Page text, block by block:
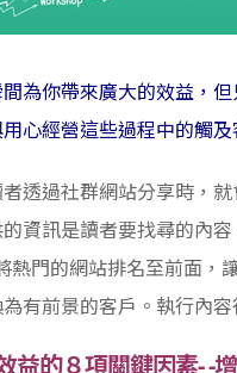
為你帶來廣大的效益，
心經營這些過程中的觸
透過社群網站分享時，
資訊是讀者要找尋的內
熱門的網站排名至前面，
有前景的客戶。執行內
益的８項關鍵因素- -